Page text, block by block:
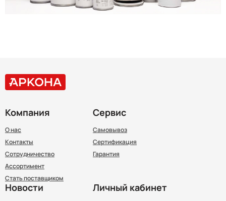
Компания
О нас
Контакты
Сотрудничество
Ассортимент
Стать поставщиком
Сервис
Самовывоз
Сертификация
Гарантия
Новости Личный кабинет